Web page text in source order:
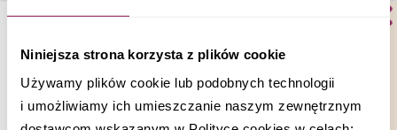
Niniejsza strona korzysta z plików cookie
Używamy plików cookie lub podobnych technologii
i umożliwiamy ich umieszczanie naszym zewnętrznym
sprawdź gdzie jeszcze
dowozimy